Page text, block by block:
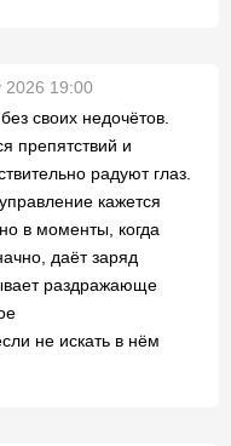
2026 19:00
своих недочётов.
препятствий и
радуют глаз.
кажется
в моменты, когда
даёт заряд
раздражающе
не искать в нём